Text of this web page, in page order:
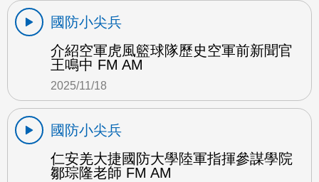
國防小尖兵
介紹空軍虎風籃球隊歷史空軍前新聞官
王鳴中 FM AM
2025/11/18
國防小尖兵
仁安羌大捷國防大學陸軍指揮參謀學院
鄒琮隆老師 FM AM